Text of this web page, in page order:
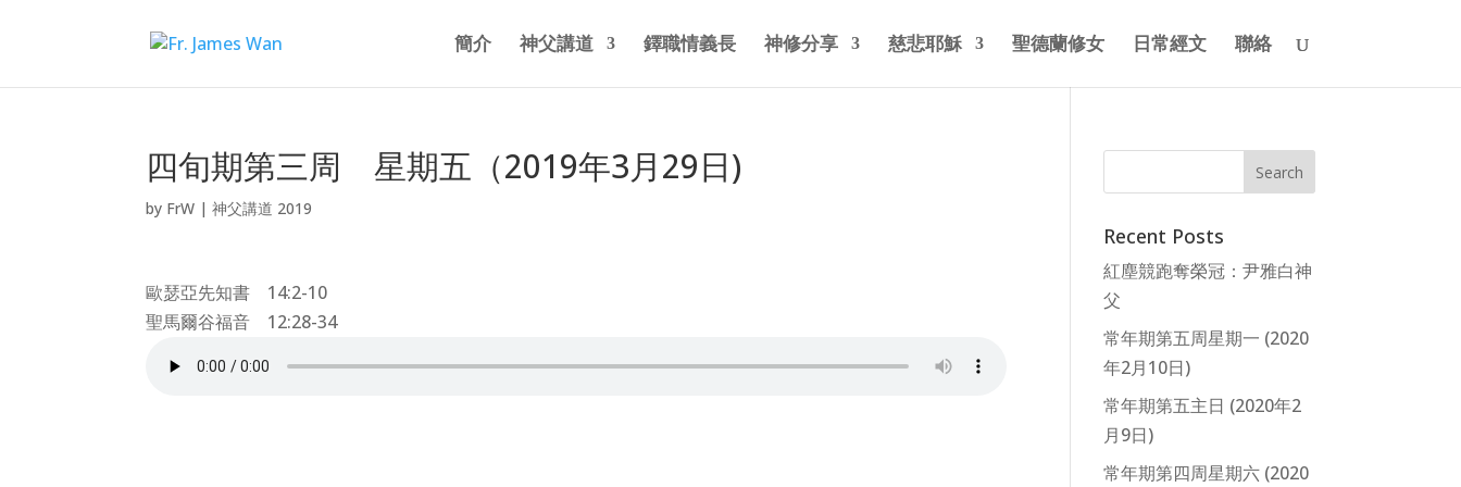
簡介 神父講道 鐸職情義長 神修分享 慈悲耶穌 聖德蘭修女 日常經文 聯絡
四旬期第三周 星期五（2019年3月29日)
by FrW |神父講道 2019
歐瑟亞先知書 14:2-10
聖馬爾谷福音 12:28-34
Recent Posts
紅塵競跑奪榮冠：尹雅白神
父
常年期第五周星期一 (2020
年2月10日)
常年期第五主日 (2020年2
月9日)
常年期第四周星期六 (2020